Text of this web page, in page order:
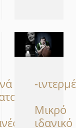
-
Μικρό
ιδανικό